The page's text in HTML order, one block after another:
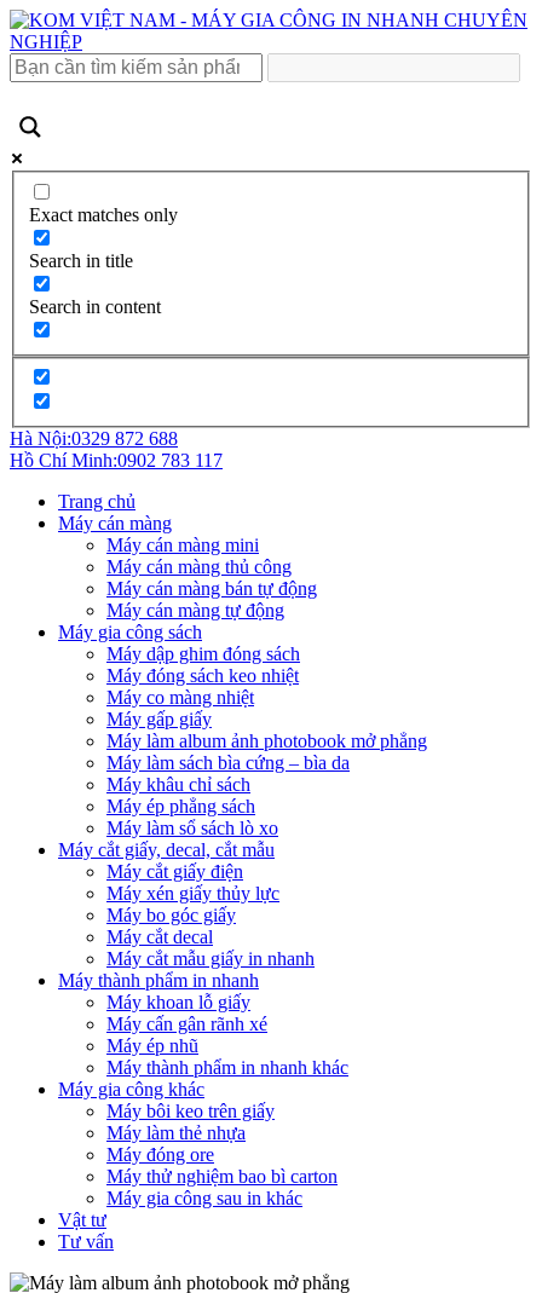
Exact matches only
Search in title
Search in content
Hà Nội:0329 872 688
Hồ Chí Minh:0902 783 117
Trang chủ
Máy cán màng
Máy cán màng mini
Máy cán màng thủ công
Máy cán màng bán tự động
Máy cán màng tự động
Máy gia công sách
Máy dập ghim đóng sách
Máy đóng sách keo nhiệt
Máy co màng nhiệt
Máy gấp giấy
Máy làm album ảnh photobook mở phẳng
Máy làm sách bìa cứng – bìa da
Máy khâu chỉ sách
Máy ép phẳng sách
Máy làm sổ sách lò xo
Máy cắt giấy, decal, cắt mẫu
Máy cắt giấy điện
Máy xén giấy thủy lực
Máy bo góc giấy
Máy cắt decal
Máy cắt mẫu giấy in nhanh
Máy thành phẩm in nhanh
Máy khoan lỗ giấy
Máy cấn gân rãnh xé
Máy ép nhũ
Máy thành phẩm in nhanh khác
Máy gia công khác
Máy bôi keo trên giấy
Máy làm thẻ nhựa
Máy đóng ore
Máy thử nghiệm bao bì carton
Máy gia công sau in khác
Vật tư
Tư vấn